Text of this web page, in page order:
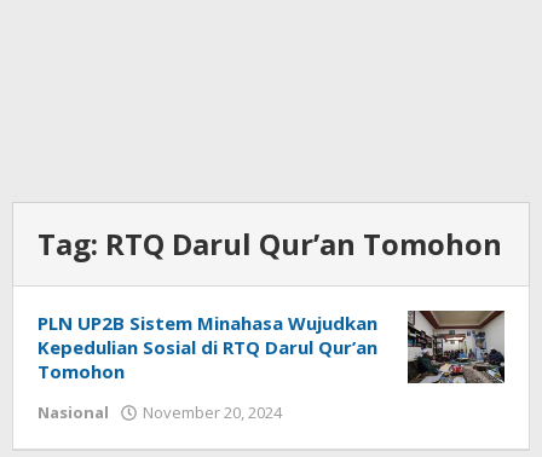
Tag: RTQ Darul Qur’an Tomohon
PLN UP2B Sistem Minahasa Wujudkan
Kepedulian Sosial di RTQ Darul Qur’an
Tomohon
Nasional November 20, 2024